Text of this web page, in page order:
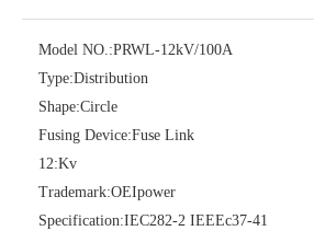
Polymer Fuse Cutout, Drop out Fuses 18 Kv 200A
Model NO.:PRWL-12kV/100A
Type:Distribution
Shape:Circle
Fusing Device:Fuse Link
12:Kv
Trademark:OEIpower
Specification:IEC282-2 IEEEc37-41